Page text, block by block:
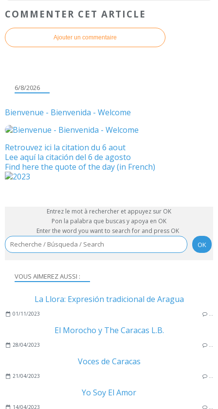
COMMENTER CET ARTICLE
Ajouter un commentaire
VOUS AIMEREZ AUSSI :
La Llora: Expresión tradicional de Aragua
01/11/2023 …
El Morocho y The Caracas L.B.
28/04/2023 …
Voces de Caracas
21/04/2023 …
Yo Soy El Amor
14/04/2023 …
6/8/2026
Bienvenue - Bienvenida - Welcome
Retrouvez ici la citation du 6 aout
Lee aquí la citación del 6 de agosto
Find here the quote of the day (in French)
Entrez le mot à rechercher et appuyez sur OK
Pon la palabra que buscas y apoya en OK
Enter the word you want to search for and press OK